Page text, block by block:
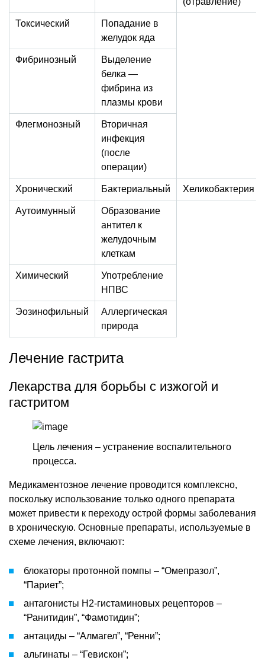
Токсический
Попадание в
желудок яда
Фибринозный
Выделение
белка —
фибрина из
плазмы крови
Флегмонозный
Вторичная
инфекция
(после
операции)
Хронический Бактериальный Хеликобактерия
Аутоимунный
Образование
антител к
желудочным
клеткам
Химический
Употребление
НПВС
Эозинофильный
Аллергическая
природа
Лечение гастрита
Лекарства для борьбы с изжогой и
гастритом
Цель лечения – устранение воспалительного
процесса.
Медикаментозное лечение проводится комплексно,
поскольку использование только одного препарата
может привести к переходу острой формы заболевания
в хроническую. Основные препараты, используемые в
схеме лечения, включают:
блокаторы протонной помпы – “Омепразол”,
“Париет”;
антагонисты H2-гистаминовых рецепторов –
“Ранитидин”, “Фамотидин”;
антациды – “Алмагел”, “Ренни”;
альгинаты – “Гевискон”;